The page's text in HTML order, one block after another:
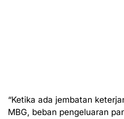
“Ketika ada jembatan
MBG, beban pengeluaran